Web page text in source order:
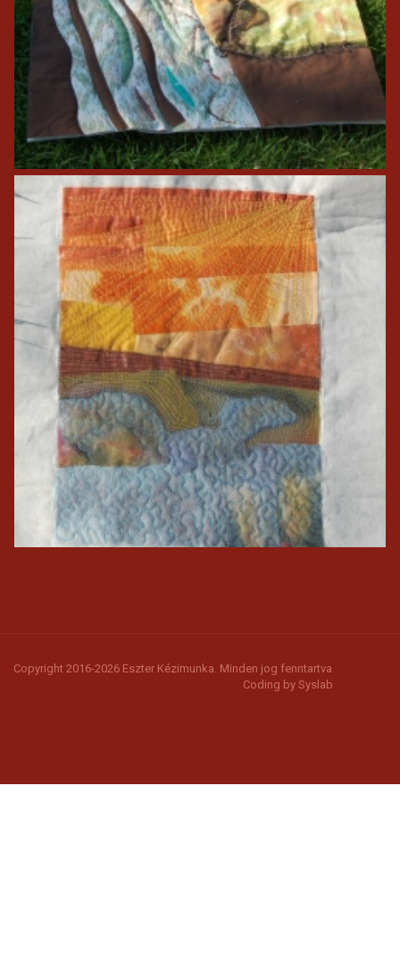
Copyright 2016-2026 Eszter Kézimunka. Minden jog fenntartva
Coding by Syslab